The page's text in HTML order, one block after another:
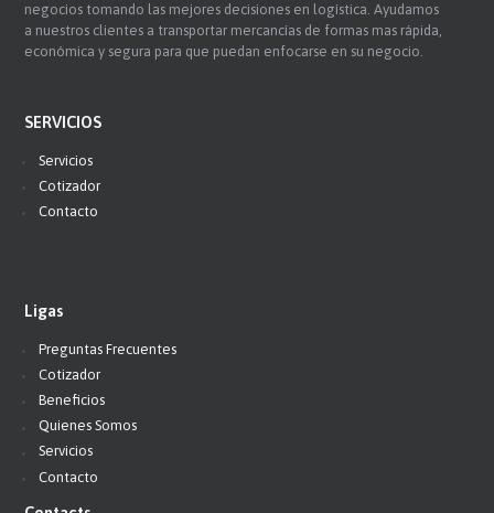
negocios tomando las mejores decisiones en logística. Ayudamos
a nuestros clientes a transportar mercancías de formas mas rápida,
económica y segura para que puedan enfocarse en su negocio.
SERVICIOS
Servicios
Cotizador
Contacto
Ligas
Preguntas Frecuentes
Cotizador
Beneficios
Quienes Somos
Servicios
Contacto